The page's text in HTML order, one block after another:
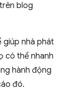
blog
giúp nhà phát
có thể nhanh
hành động
đó.